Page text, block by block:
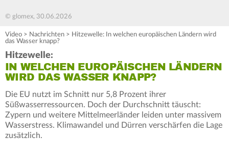
© glomex, 30.06.2026
Video > Nachrichten > Hitzewelle: In welchen europäischen Ländern wird
das Wasser knapp?
Hitzewelle:
IN WELCHEN EUROPÄISCHEN LÄNDERN
WIRD DAS WASSER KNAPP?
Die EU nutzt im Schnitt nur 5,8 Prozent ihrer
Süßwasserressourcen. Doch der Durchschnitt täuscht:
Zypern und weitere Mittelmeerländer leiden unter massivem
Wasserstress. Klimawandel und Dürren verschärfen die Lage
zusätzlich.